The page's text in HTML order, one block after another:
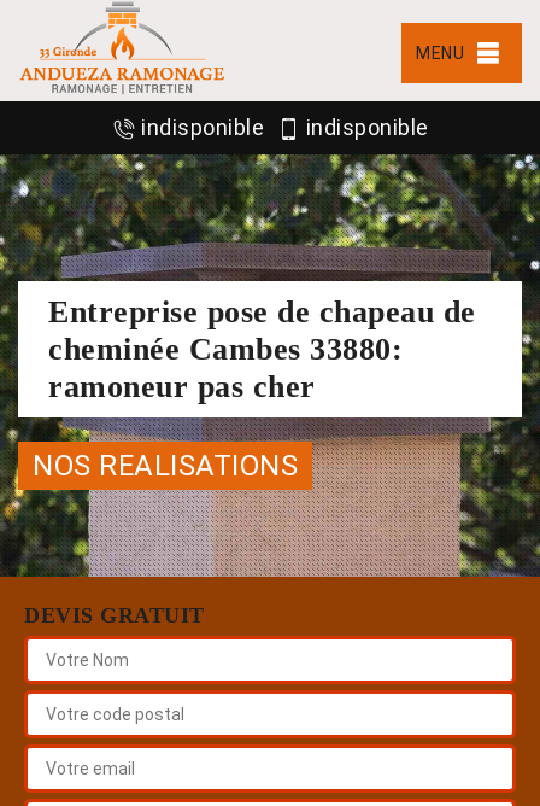
MENU
indisponible indisponible
Entreprise pose de chapeau de
cheminée Cambes 33880:
ramoneur pas cher
NOS REALISATIONS
DEVIS GRATUIT